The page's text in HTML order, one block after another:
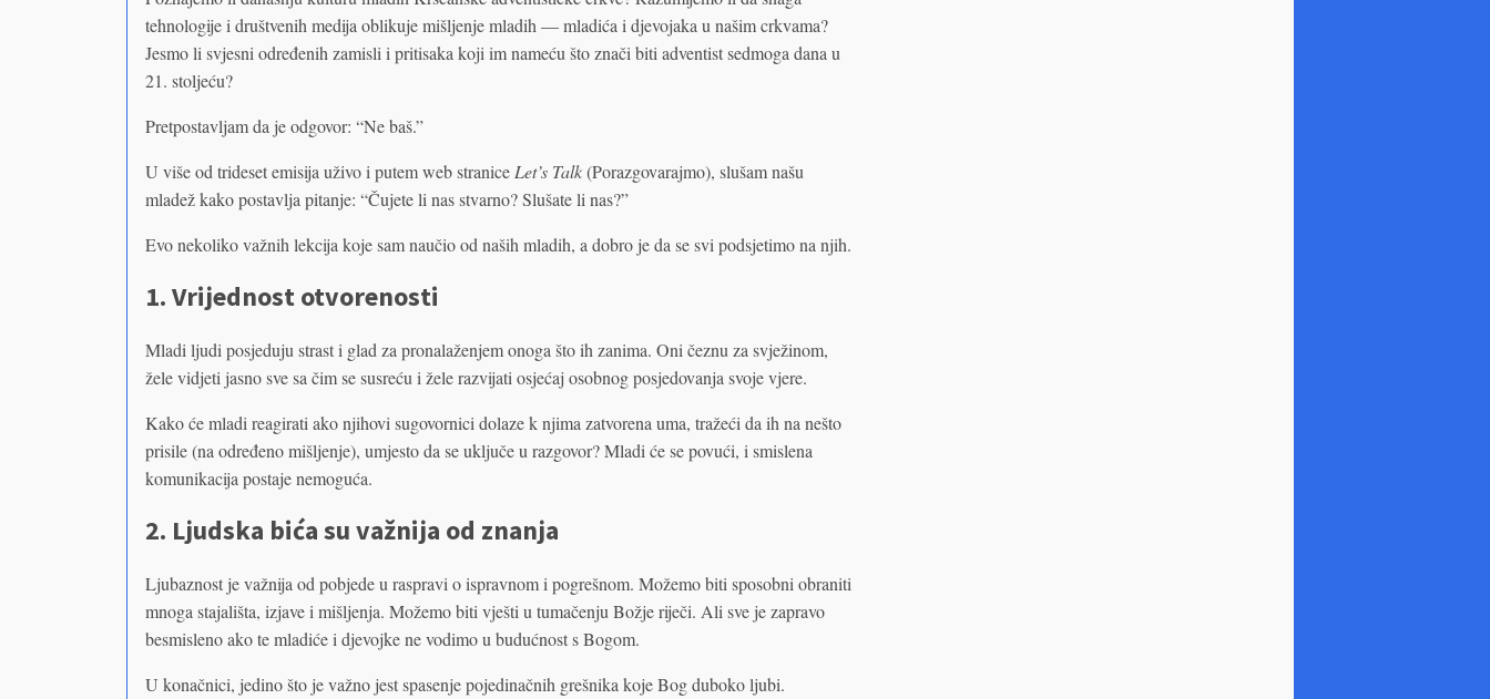
tehnologije i društvenih medija oblikuje mišljenje mladih — mladića i djevojaka u našim crkvama?
Jesmo li svjesni određenih zamisli i pritisaka koji im nameću što znači biti adventist sedmoga dana u
21. stoljeću?
Pretpostavljam da je odgovor: “Ne baš.”
U više od trideset emisija uživo i putem web stranice Let’s Talk(Porazgovarajmo), slušam našu
mladež kako postavlja pitanje: “Čujete li nas stvarno? Slušate li nas?”
Evo nekoliko važnih lekcija koje sam naučio od naših mladih, a dobro je da se svi podsjetimo na njih.
1. Vrijednost otvorenosti
Mladi ljudi posjeduju strast i glad za pronalaženjem onoga što ih zanima. Oni čeznu za svježinom,
žele vidjeti jasno sve sa čim se susreću i žele razvijati osjećaj osobnog posjedovanja svoje vjere.
Kako će mladi reagirati ako njihovi sugovornici dolaze k njima zatvorena uma, tražeći da ih na nešto
prisile (na određeno mišljenje), umjesto da se uključe u razgovor? Mladi će se povući, i smislena
komunikacija postaje nemoguća.
2. Ljudska bića su važnija od znanja
Ljubaznost je važnija od pobjede u raspravi o ispravnom i pogrešnom. Možemo biti sposobni obraniti
mnoga stajališta, izjave i mišljenja. Možemo biti vješti u tumačenju Božje riječi. Ali sve je zapravo
besmisleno ako te mladiće i djevojke ne vodimo u budućnost s Bogom.
U konačnici, jedino što je važno jest spasenje pojedinačnih grešnika koje Bog duboko ljubi.